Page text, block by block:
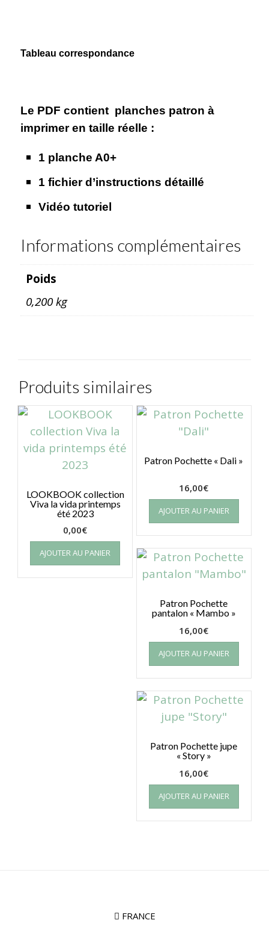
Tableau correspondance
Le PDF contient planches patron à
imprimer en taille réelle :
1 planche A0+
1 fichier d’instructions détaillé
Vidéo tutoriel
Informations complémentaires
Poids
0,200 kg
Produits similaires
LOOKBOOK collection
Viva la vida printemps
été 2023
0,00€
AJOUTER AU PANIER
Patron Pochette « Dali »
16,00€
AJOUTER AU PANIER
Patron Pochette
pantalon « Mambo »
16,00€
AJOUTER AU PANIER
Patron Pochette jupe
« Story »
16,00€
AJOUTER AU PANIER
FRANCE